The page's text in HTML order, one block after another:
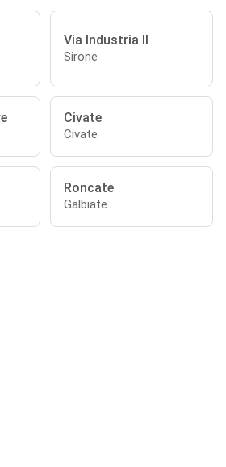
Via Industria II
Sirone
Civate
Civate
Roncate
Galbiate